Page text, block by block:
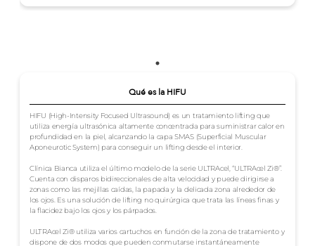
Qué es la HIFU
HIFU (High-Intensity Focused Ultrasound) es un tratamiento lifting que
utiliza energía ultrasónica altamente concentrada para suministrar calor en
profundidad en la piel, alcanzando la capa SMAS (Superficial Muscular
Aponeurotic System) para conseguir un lifting desde el interior.
Clínica Bianca utiliza el último modelo de la serie ULTRAcel, “ULTRAcel Zi®”.
Cuenta con disparos bidireccionales de alta velocidad y puede dirigirse a
zonas como las mejillas caídas, la papada y la delicada zona alrededor de
los ojos. Es una solución de lifting no quirúrgica que trata las líneas finas y
la flacidez bajo los ojos y los párpados.
ULTRAcel Zi® utiliza varios cartuchos en función de la zona de tratamiento y
dispone de dos modos que pueden conmutarse instantáneamente